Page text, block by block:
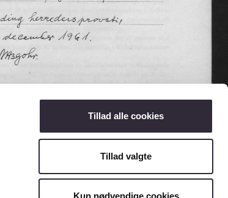
Tillad alle cookies
Tillad valgte
Kun nødvendige cookies